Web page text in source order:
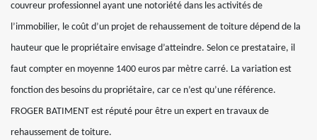
couvreur professionnel ayant une notoriété dans les activités de
l’immobilier, le coût d’un projet de rehaussement de toiture dépend de la
hauteur que le propriétaire envisage d’atteindre. Selon ce prestataire, il
faut compter en moyenne 1400 euros par mètre carré. La variation est
fonction des besoins du propriétaire, car ce n’est qu’une référence.
FROGER BATIMENT est réputé pour être un expert en travaux de
rehaussement de toiture.